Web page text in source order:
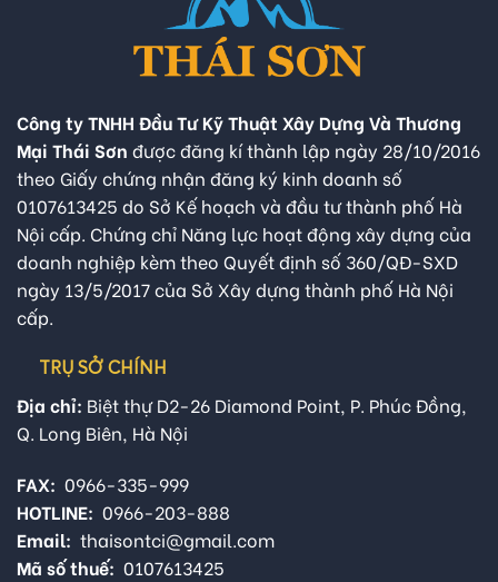
Công ty TNHH Đầu Tư Kỹ Thuật Xây Dựng Và Thương
Mại Thái Sơn được đăng kí thành lập ngày 28/10/2016
theo Giấy chứng nhận đăng ký kinh doanh số
0107613425 do Sở Kế hoạch và đầu tư thành phố Hà
Nội cấp. Chứng chỉ Năng lực hoạt động xây dựng của
doanh nghiệp kèm theo Quyết định số 360/QĐ-SXD
ngày 13/5/2017 của Sở Xây dựng thành phố Hà Nội
cấp.
TRỤ SỞ CHÍNH
Địa chỉ: Biệt thự D2-26 Diamond Point, P. Phúc Đồng,
Q. Long Biên, Hà Nội
FAX: 0966-335-999
HOTLINE: 0966-203-888
Email: thaisontci@gmail.com
Mã số thuế: 0107613425